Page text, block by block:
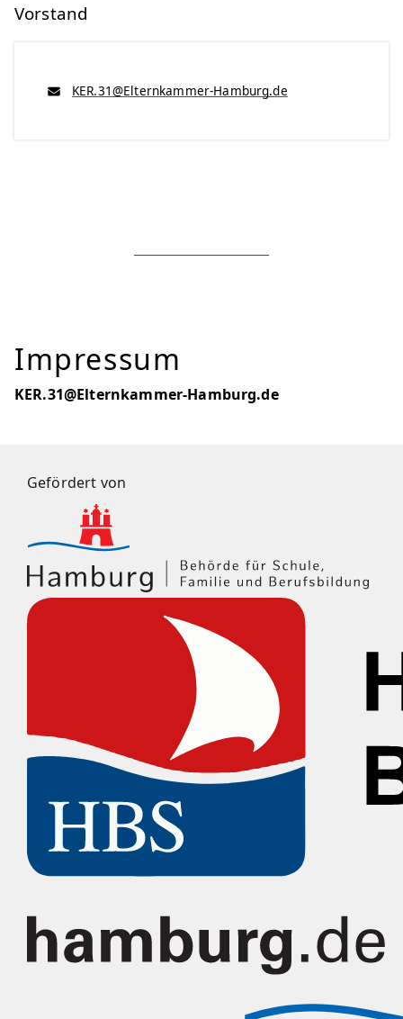
Vorstand
KER.31@Elternkammer-Hamburg.de
Impressum
KER.31@Elternkammer-Hamburg.de
Gefördert von